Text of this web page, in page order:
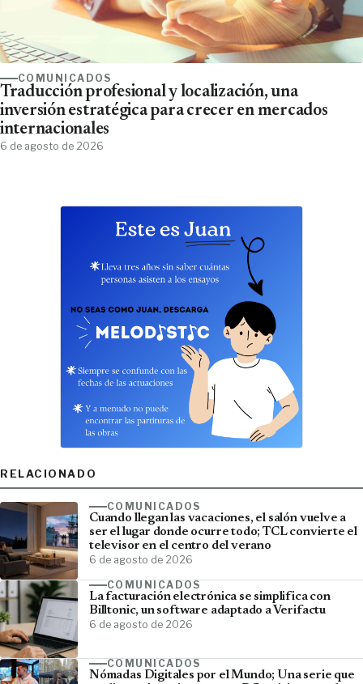
COMUNICADOS
Traducción profesional y localización, una
inversión estratégica para crecer en mercados
internacionales
6 de agosto de 2026
RELACIONADO
COMUNICADOS
Cuando llegan las vacaciones, el salón vuelve a
ser el lugar donde ocurre todo; TCL convierte el
televisor en el centro del verano
6 de agosto de 2026
COMUNICADOS
La facturación electrónica se simplifica con
Billtonic, un software adaptado a Verifactu
6 de agosto de 2026
COMUNICADOS
Nómadas Digitales por el Mundo; Una serie que